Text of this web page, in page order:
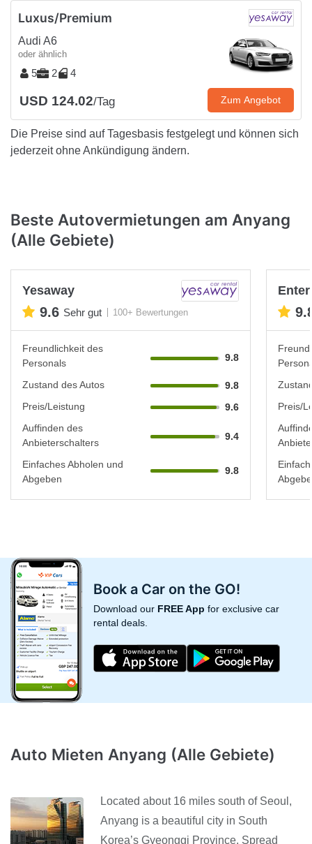
Luxus/Premium
Audi A6
oder ähnlich
5 2 4
USD 124.02/Tag Zum Angebot
Die Preise sind auf Tagesbasis festgelegt und können sich
jederzeit ohne Ankündigung ändern.
Beste Autovermietungen am Anyang
(Alle Gebiete)
Yesaway
9.6 Sehr gut 100+ Bewertungen
Freundlichkeit des
Personals
9.8
Zustand des Autos
9.8
Preis/Leistung
9.6
Auffinden des
Anbieterschalters
9.4
Einfaches Abholen und
Abgeben
9.8
Preis/
Book a Car on the GO!
Download our FREE App for exclusive car
rental deals.
Auto Mieten Anyang (Alle Gebiete)
Located about 16 miles south of Seoul,
Anyang is a beautiful city in South
Korea’s Gyeonggi Province. Spread